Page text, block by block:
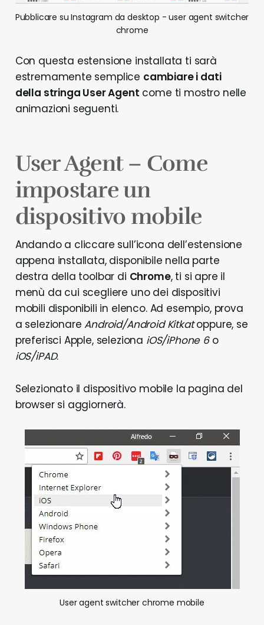
Pubblicare su Instagram da desktop - user agent switcher
chrome
Con questa estensione installata ti sarà
estremamente semplice cambiare i dati
della stringa User Agent come ti mostro nelle
animazioni seguenti.
User Agent – Come
impostare un
dispositivo mobile
Andando a cliccare sull’icona dell’estensione
appena installata, disponibile nella parte
destra della toolbar di Chrome, ti si apre il
menù da cui scegliere uno dei dispositivi
mobili disponibili in elenco. Ad esempio, prova
a selezionareAndroid/Android Kitkatoppure, se
preferisci Apple, seleziona iOS/iPhone 6o
iOS/iPAD.
Selezionato il dispositivo mobile la pagina del
browser si aggiornerà.
User agent switcher chrome mobile